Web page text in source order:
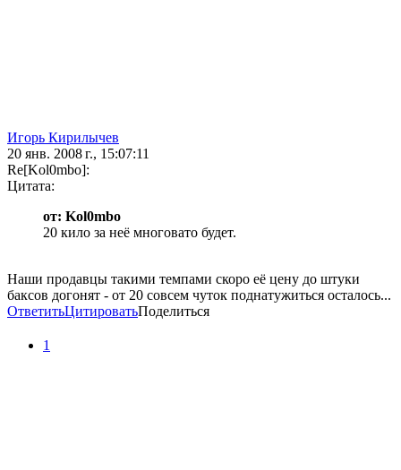
Игорь Кирилычев
20 янв. 2008 г., 15:07:11
Re[Kol0mbo]:
Цитата:
от: Kol0mbo
20 кило за неё многовато будет.
Наши продавцы такими темпами скоро её цену до штуки
баксов догонят - от 20 совсем чуток поднатужиться осталось...
ОтветитьЦитироватьПоделиться
1